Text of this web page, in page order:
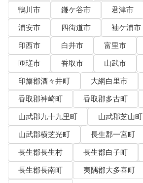
鴨川市
鎌ケ谷市 君津市
浦安市
四街道市 袖ケ浦市
印西市
白井市 富里市
匝瑳市
香取市 山武市
印旛郡酒々井町
大網白里市
香取郡神崎町
香取郡多古町
山武郡九十九里町
山武郡芝山町
山武郡横芝光町
長生郡一宮町
長生郡長生村
長生郡白子町
長生郡長南町
夷隅郡大多喜町